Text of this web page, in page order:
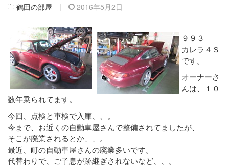
鶴田の部屋 | 2016年5月2日
９９３
カレラ４Ｓ
です。
オーナーさ
んは、１０
数年乗られてます。
今回、点検と車検で入庫、、。
今まで、お近くの自動車屋さんで整備されてましたが、
そこが廃業されるとか、、。
最近、町の自動車屋さんの廃業多いです。
代替わりで、ご子息が跡継ぎされないなど、、。